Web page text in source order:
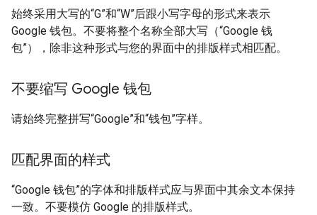
始终采用大写的“G”和“W”后跟小写字母的形式来表示
Google 钱包。不要将整个名称全部大写（“Google 钱
包”），除非这种形式与您的界面中的排版样式相匹配。
不要缩写 Google 钱包
请始终完整拼写“Google”和“钱包”字样。
匹配界面的样式
“Google 钱包”的字体和排版样式应与界面中其余文本保持
一致。不要模仿 Google 的排版样式。